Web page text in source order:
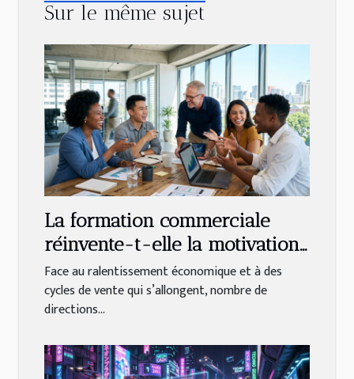
Sur le même sujet
La formation commerciale
réinvente-t-elle la motivation
des équipes ?
Face au ralentissement économique et à des
cycles de vente qui s’allongent, nombre de
directions...